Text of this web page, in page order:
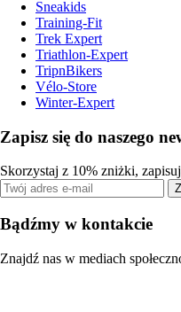
Sneakids
Training-Fit
Trek Expert
Triathlon-Expert
TripnBikers
Vélo-Store
Winter-Expert
Zapisz się do naszego
Skorzystaj z 10% zniżki,
Bądźmy w kontakcie
Znajdź nas w mediach